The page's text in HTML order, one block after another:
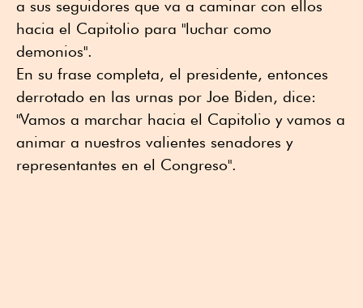
a sus seguidores que va a caminar con ellos
hacia el Capitolio para "luchar como
demonios".
En su frase completa, el presidente, entonces
derrotado en las urnas por Joe Biden, dice:
"Vamos a marchar hacia el Capitolio y vamos a
animar a nuestros valientes senadores y
representantes en el Congreso".